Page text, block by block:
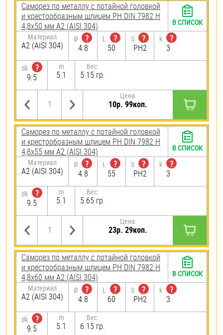
Саморез по металлу с потайной головкой
и крестообразным шлицем PH DIN 7982 H
4,8х50 мм А2 (AISI 304)
Материал
А2 (AISI 304)
Ø
?
4.8
L
?
50
S
?
PH2
k
?
3
dk
?
9.5
m
5.1
Вес:
5.15 гр.
Цена:
10р. 99коп.
В СПИСОК
Саморез по металлу с потайной головкой
и крестообразным шлицем PH DIN 7982 H
4,8х55 мм А2 (AISI 304)
Материал
А2 (AISI 304)
Ø
?
4.8
L
?
55
S
?
PH2
k
?
3
dk
?
9.5
m
5.1
Вес:
5.65 гр.
Цена:
23р. 29коп.
В СПИСОК
Саморез по металлу с потайной головкой
и крестообразным шлицем PH DIN 7982 H
4,8х60 мм А2 (AISI 304)
Материал
А2 (AISI 304)
Ø
?
4.8
L
?
60
S
?
PH2
k
?
3
dk
?
9.5
m
5.1
Вес:
6.15 гр.
В СПИСОК